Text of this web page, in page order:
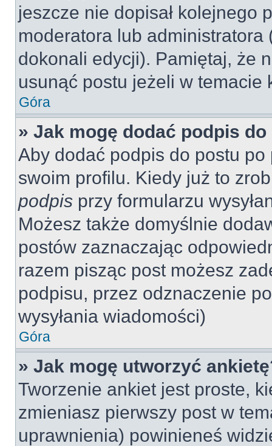
jeszcze nie dopisał kolejnego
moderatora lub
dokonali edycji). Pamiętaj, że
usunąć postu jeżeli w temacie
Góra
» Jak mogę dodać podpis
Aby dodać podpis do postu
swoim profilu. Kiedy już to
podpis przy formularzu
Możesz także domyślnie
postów zaznaczając
razem pisząc post możesz
podpisu, przez odznaczenie
wysyłania wiadomości)
Góra
» Jak mogę utworzyć
Tworzenie ankiet jest proste,
zmieniasz pierwszy post w
uprawnienia) powinieneś